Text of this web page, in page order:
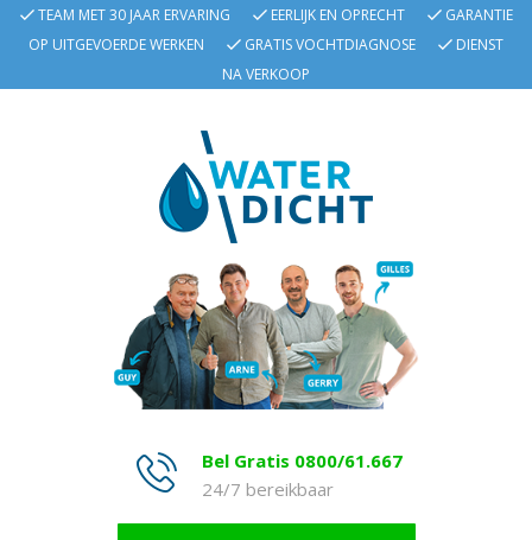
TEAM MET 30 JAAR ERVARING EERLIJK EN OPRECHT
GARANTIE
OP UITGEVOERDE WERKEN
GRATIS VOCHTDIAGNOSE
DIENST
NA VERKOOP
Bel Gratis 0800/61.667
24/7 bereikbaar